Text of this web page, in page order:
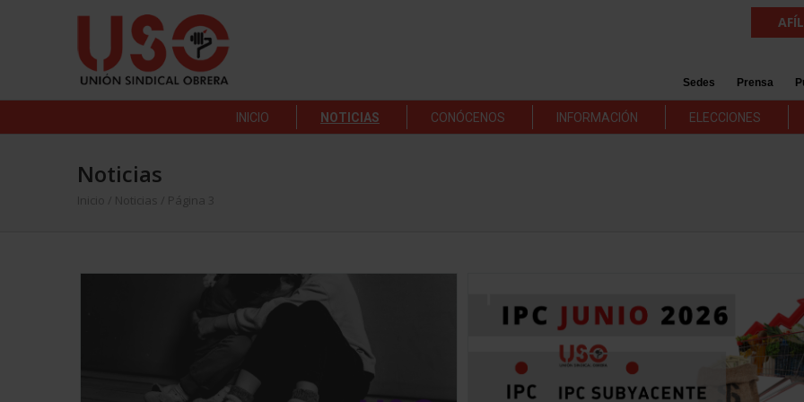
Sedes Prensa
INICIO NOTICIAS CONÓCENOS INFORMACIÓN ELECCIONES
Noticias
Inicio Noticias / Página 3